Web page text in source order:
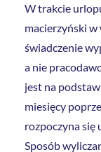
W trakcie
macierzyński
świadczenie
a nie
jest na
miesięcy
rozpoczyna się
Sposób